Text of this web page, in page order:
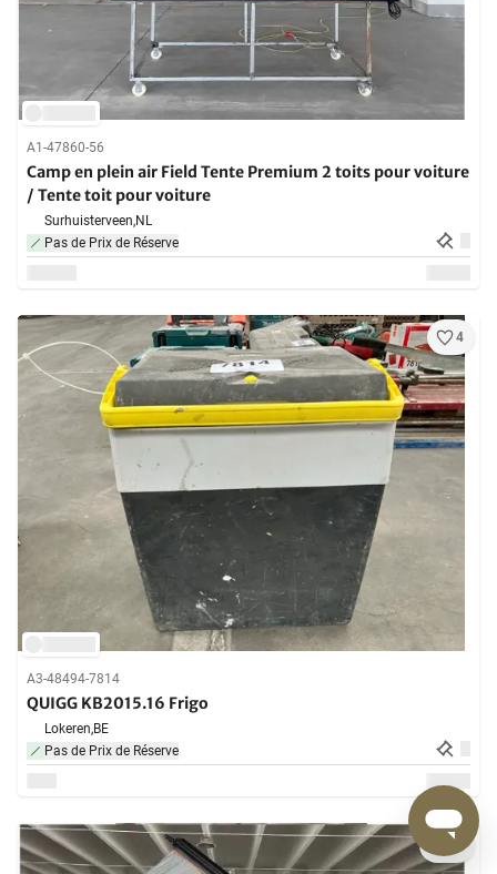
A1-47860-56
Camp en plein air Field Tente Premium 2 toits pour voiture
/ Tente toit pour voiture
Surhuisterveen,NL
Pas de Prix de Réserve
4
A3-48494-7814
QUIGG KB2015.16 Frigo
Lokeren,BE
Pas de Prix de Réserve